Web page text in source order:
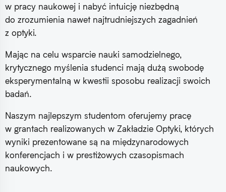
w pracy naukowej i nabyć intuicję niezbędną
do zrozumienia nawet najtrudniejszych zagadnień
z optyki.
Mając na celu wsparcie nauki samodzielnego,
krytycznego myślenia studenci mają dużą swobodę
eksperymentalną w kwestii sposobu realizacji swoich
badań.
Naszym najlepszym studentom oferujemy pracę
w grantach realizowanych w Zakładzie Optyki, których
wyniki prezentowane są na międzynarodowych
konferencjach i w prestiżowych czasopismach
naukowych.